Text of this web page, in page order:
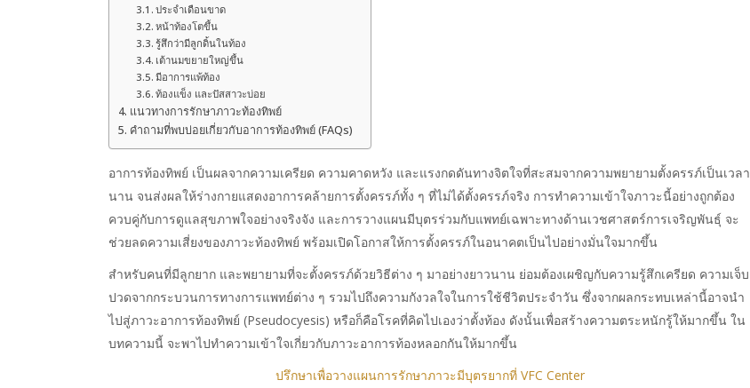
ประจำเดือนขาด
หน้าท้องโตขึ้น
รู้สึกว่ามีลูกดิ้นในท้อง
เต้านมขยายใหญ่ขึ้น
มีอาการแพ้ท้อง
ท้องแข็ง และปัสสาวะบ่อย
แนวทางการรักษาภาวะท้องทิพย์
คำถามที่พบบ่อยเกี่ยวกับอาการท้องทิพย์ (FAQs)
อาการท้องทิพย์ เป็นผลจากความเครียด ความคาดหวัง และแรงกดดันทางจิตใจที่สะสมจากความพยายามตั้งครรภ์เป็นเวลา
นาน จนส่งผลให้ร่างกายแสดงอาการคล้ายการตั้งครรภ์ทั้ง ๆ ที่ไม่ได้ตั้งครรภ์จริง การทำความเข้าใจภาวะนี้อย่างถูกต้อง
ควบคู่กับการดูแลสุขภาพใจอย่างจริงจัง และการวางแผนมีบุตรร่วมกับแพทย์เฉพาะทางด้านเวชศาสตร์การเจริญพันธุ์ จะ
ช่วยลดความเสี่ยงของภาวะท้องทิพย์ พร้อมเปิดโอกาสให้การตั้งครรภ์ในอนาคตเป็นไปอย่างมั่นใจมากขึ้น
สำหรับคนที่มีลูกยาก และพยายามที่จะตั้งครรภ์ด้วยวิธีต่าง ๆ มาอย่างยาวนาน ย่อมต้องเผชิญกับความรู้สึกเครียด ความเจ็บ
ปวดจากกระบวนการทางการแพทย์ต่าง ๆ รวมไปถึงความกังวลใจในการใช้ชีวิตประจำวัน ซึ่งจากผลกระทบเหล่านี้อาจนำ
ไปสู่ภาวะอาการท้องทิพย์ (Pseudocyesis) หรือก็คือโรคที่คิดไปเองว่าตั้งท้อง ดังนั้นเพื่อสร้างความตระหนักรู้ให้มากขึ้น ใน
บทความนี้ จะพาไปทำความเข้าใจเกี่ยวกับภาวะอาการท้องหลอกกันให้มากขึ้น
ปรึกษาเพื่อวางแผนการรักษาภาวะมีบุตรยากที่ VFC Center